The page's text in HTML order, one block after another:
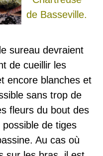
sureau devraient
de cueillir les
encore blanches et
sans trop de
fleurs du bout des
de tiges
Au cas où